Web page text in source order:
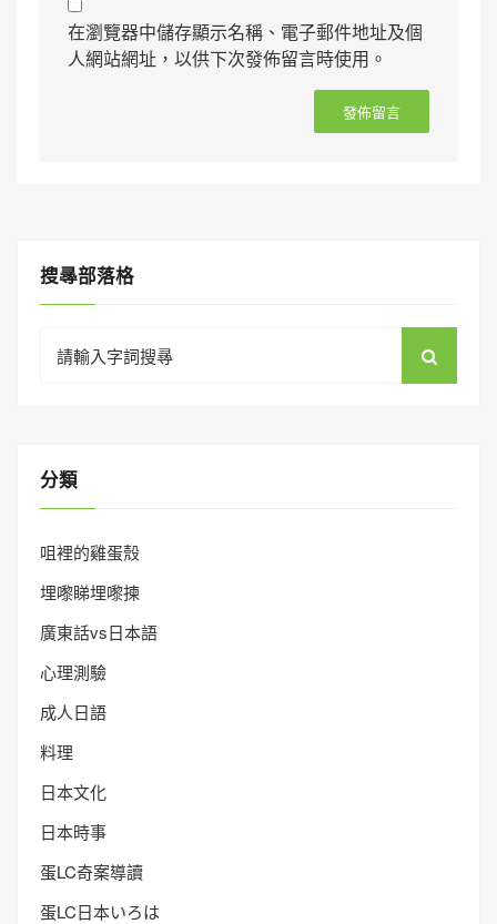
在瀏覽器中儲存顯示名稱、電子郵件地址及個
人網站網址，以供下次發佈留言時使用。
搜㝷部落格
for:
分類
咀裡的雞蛋殼
埋嚟睇埋嚟揀
廣東話vs日本語
心理測驗
成人日語
料理
日本文化
日本時事
蛋LC奇案導讀
蛋LC日本いろは